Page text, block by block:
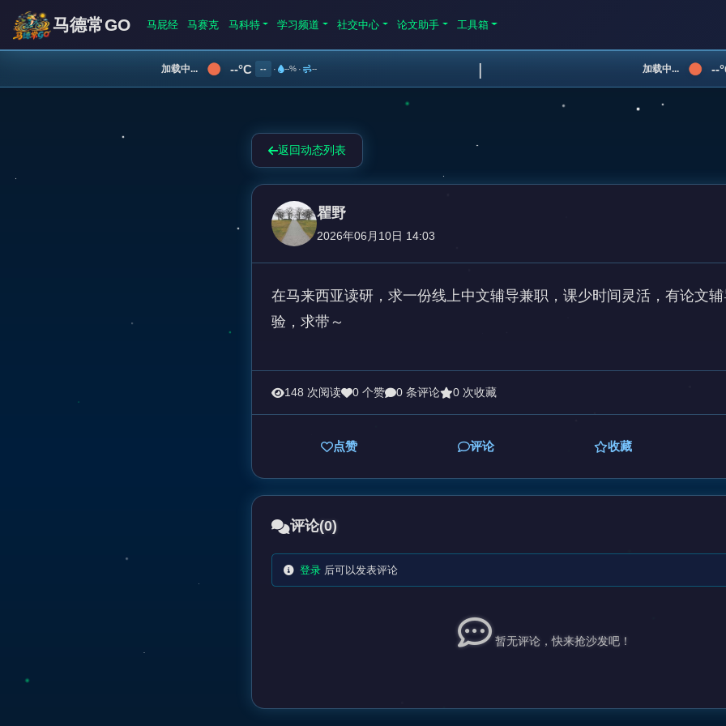
马德常GO 马屁经 马赛克 马科特 学习频道 社交中心 论文助手 工具箱
加载中... --°C -- · --% · -- | 加载中... --
返回动态列表
瞿野
2026年06月10日 14:03
在马来西亚读研，求一份线上中文辅导兼职，课少时间灵活，有论文
验，求带～
148 次阅读 0 个赞 0 条评论 0 次收藏
点赞 评论 收藏
评论(0)
登录 后可以发表评论
暂无评论，快来抢沙发吧！